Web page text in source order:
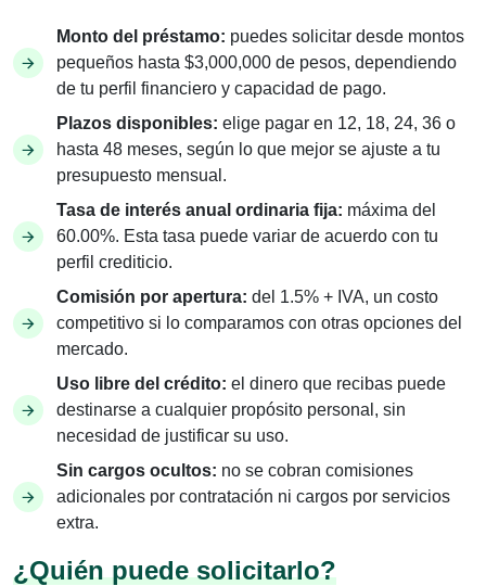
Monto del préstamo: puedes solicitar desde montos
pequeños hasta $3,000,000 de pesos, dependiendo
de tu perfil financiero y capacidad de pago.
Plazos disponibles: elige pagar en 12, 18, 24, 36 o
hasta 48 meses, según lo que mejor se ajuste a tu
presupuesto mensual.
Tasa de interés anual ordinaria fija: máxima del
60.00%. Esta tasa puede variar de acuerdo con tu
perfil crediticio.
Comisión por apertura: del 1.5% + IVA, un costo
competitivo si lo comparamos con otras opciones del
mercado.
Uso libre del crédito: el dinero que recibas puede
destinarse a cualquier propósito personal, sin
necesidad de justificar su uso.
Sin cargos ocultos: no se cobran comisiones
adicionales por contratación ni cargos por servicios
extra.
¿Quién puede solicitarlo?